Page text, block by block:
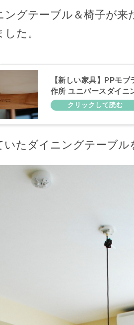
ングテーブル＆椅子が来
た。
【新しい家具】PPモ
作所 ユニバースダイニ
いたダイニングテーブ